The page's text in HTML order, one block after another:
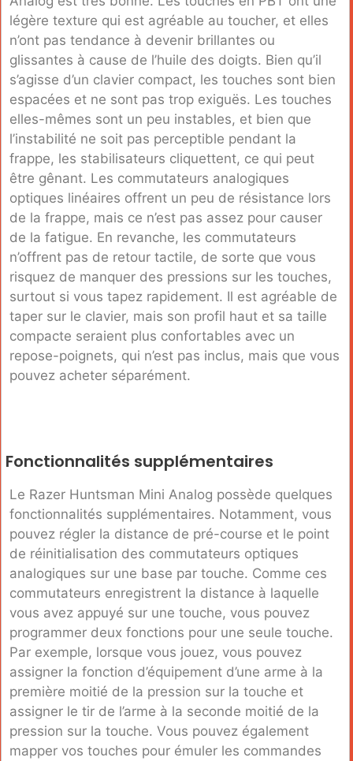
légère texture qui est agréable au toucher, et elles
n’ont pas tendance à devenir brillantes ou
glissantes à cause de l’huile des doigts. Bien qu’il
s’agisse d’un clavier compact, les touches sont bien
espacées et ne sont pas trop exiguës. Les touches
elles-mêmes sont un peu instables, et bien que
l’instabilité ne soit pas perceptible pendant la
frappe, les stabilisateurs cliquettent, ce qui peut
être gênant. Les commutateurs analogiques
optiques linéaires offrent un peu de résistance lors
de la frappe, mais ce n’est pas assez pour causer
de la fatigue. En revanche, les commutateurs
n’offrent pas de retour tactile, de sorte que vous
risquez de manquer des pressions sur les touches,
surtout si vous tapez rapidement. Il est agréable de
taper sur le clavier, mais son profil haut et sa taille
compacte seraient plus confortables avec un
repose-poignets, qui n’est pas inclus, mais que vous
pouvez acheter séparément.
Fonctionnalités supplémentaires
Le Razer Huntsman Mini Analog possède quelques
fonctionnalités supplémentaires. Notamment, vous
pouvez régler la distance de pré-course et le point
de réinitialisation des commutateurs optiques
analogiques sur une base par touche. Comme ces
commutateurs enregistrent la distance à laquelle
vous avez appuyé sur une touche, vous pouvez
programmer deux fonctions pour une seule touche.
Par exemple, lorsque vous jouez, vous pouvez
assigner la fonction d’équipement d’une arme à la
première moitié de la pression sur la touche et
assigner le tir de l’arme à la seconde moitié de la
pression sur la touche. Vous pouvez également
mapper vos touches pour émuler les commandes